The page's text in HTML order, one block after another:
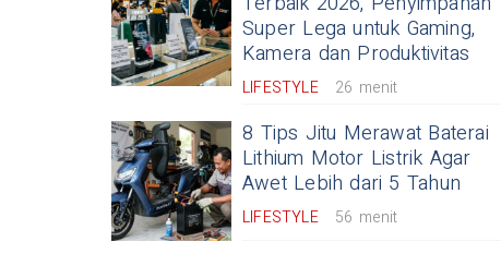
Super Lega untuk Gaming,
Kamera dan Produktivitas
LIFESTYLE 26 menit
8 Tips Jitu Merawat Baterai
Lithium Motor Listrik Agar
Awet Lebih dari 5 Tahun
LIFESTYLE 56 menit